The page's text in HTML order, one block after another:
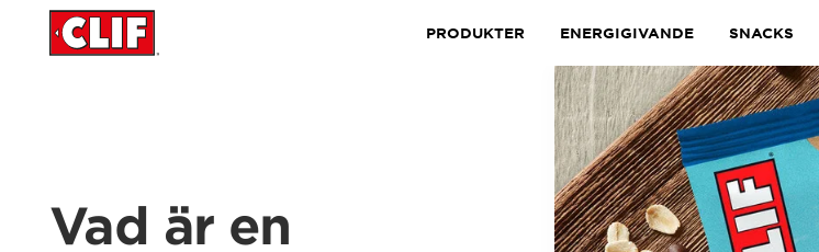
PRODUKTER ENERGIGIVANDE SNACKS
Vad är en